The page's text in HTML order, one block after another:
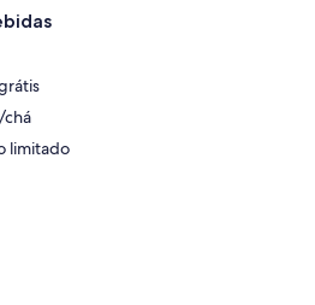
chá
limitado